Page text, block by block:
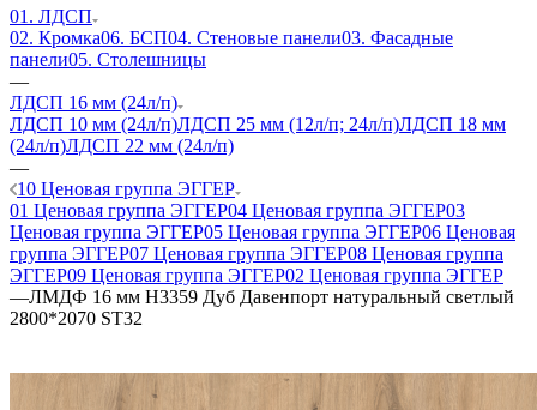
01. ЛДСП
02. Кромка06. БСП04. Стеновые панели03. Фасадные
панели05. Столешницы
—
ЛДСП 16 мм (24л/п)
ЛДСП 10 мм (24л/п)ЛДСП 25 мм (12л/п; 24л/п)ЛДСП 18 мм
(24л/п)ЛДСП 22 мм (24л/п)
—
10 Ценовая группа ЭГГЕР
01 Ценовая группа ЭГГЕР04 Ценовая группа ЭГГЕР03
Ценовая группа ЭГГЕР05 Ценовая группа ЭГГЕР06 Ценовая
группа ЭГГЕР07 Ценовая группа ЭГГЕР08 Ценовая группа
ЭГГЕР09 Ценовая группа ЭГГЕР02 Ценовая группа ЭГГЕР
—ЛМДФ 16 мм H3359 Дуб Давенпорт натуральный светлый
2800*2070 ST32